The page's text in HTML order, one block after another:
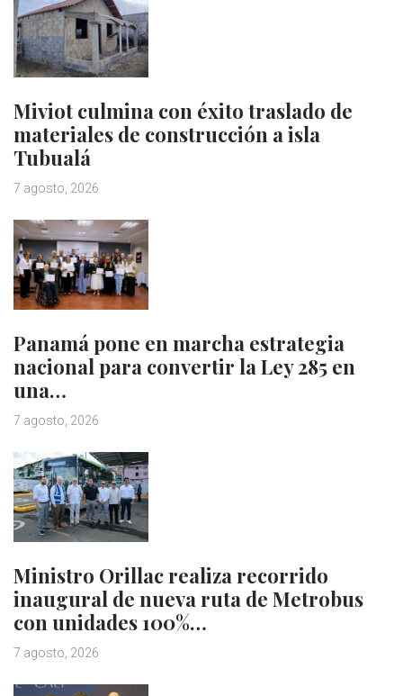
Miviot culmina con éxito traslado de
materiales de construcción a isla
Tubualá
7 agosto, 2026
Panamá pone en marcha estrategia
nacional para convertir la Ley 285 en
una…
7 agosto, 2026
Ministro Orillac realiza recorrido
inaugural de nueva ruta de Metrobus
con unidades 100%…
7 agosto, 2026